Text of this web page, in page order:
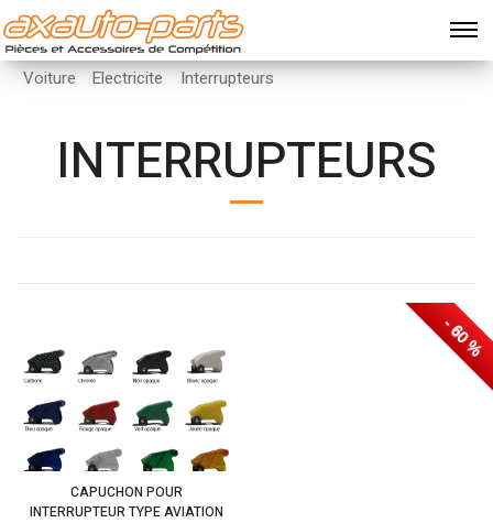
Voiture Electricite Interrupteurs
INTERRUPTEURS
- 60 %
CAPUCHON POUR
INTERRUPTEUR TYPE AVIATION